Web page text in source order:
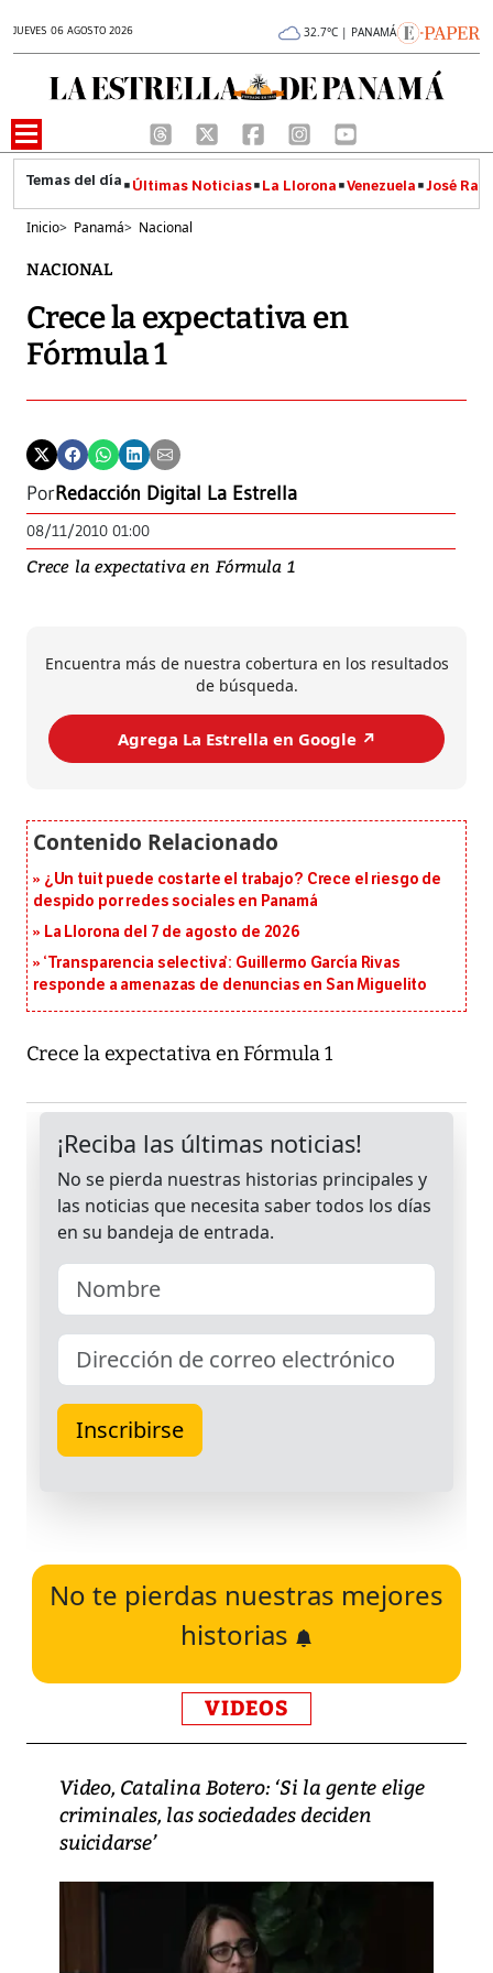
JUEVES 06 AGOSTO 2026 32.7°C | PANAMÁ
Últimas Noticias La Llorona Venezuela José
Inicio> Panamá> Nacional
NACIONAL
Crece la expectativa en
Fórmula 1
PorRedacción Digital La Estrella
08/11/2010 01:00
Crece la expectativa en Fórmula 1
Encuentra más de nuestra cobertura en los resultados
de búsqueda.
Agrega La Estrella en Google ↗️
¿Un tuit puede costarte el trabajo? Crece el riesgo de
despido por redes sociales en Panamá
La Llorona del 7 de agosto de 2026
‘Transparencia selectiva’: Guillermo García Rivas
responde a amenazas de denuncias en San Miguelito
Crece la expectativa en Fórmula 1
No te pierdas nuestras mejores
historias
VIDEOS
Video, Catalina Botero: ‘Si la gente elige
criminales, las sociedades deciden
suicidarse’